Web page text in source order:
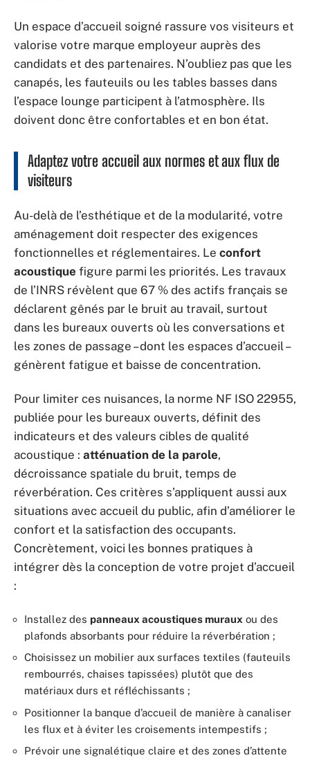
Un espace d’accueil soigné rassure vos visiteurs et
valorise votre marque employeur auprès des
candidats et des partenaires. N’oubliez pas que les
canapés, les fauteuils ou les tables basses dans
l’espace lounge participent à l’atmosphère. Ils
doivent donc être confortables et en bon état.
Adaptez votre accueil aux normes et aux flux de
visiteurs
Au-delà de l’esthétique et de la modularité, votre
aménagement doit respecter des exigences
fonctionnelles et réglementaires. Le confort
acoustique figure parmi les priorités. Les travaux
de l’INRS révèlent que 67 % des actifs français se
déclarent gênés par le bruit au travail, surtout
dans les bureaux ouverts où les conversations et
les zones de passage – dont les espaces d’accueil –
génèrent fatigue et baisse de concentration.
Pour limiter ces nuisances, la norme NF ISO 22955,
publiée pour les bureaux ouverts, définit des
indicateurs et des valeurs cibles de qualité
acoustique : atténuation de la parole,
décroissance spatiale du bruit, temps de
réverbération. Ces critères s’appliquent aussi aux
situations avec accueil du public, afin d’améliorer le
confort et la satisfaction des occupants.
Concrètement, voici les bonnes pratiques à
intégrer dès la conception de votre projet d’accueil
:
Installez des panneaux acoustiques muraux ou des
plafonds absorbants pour réduire la réverbération ;
Choisissez un mobilier aux surfaces textiles (fauteuils
rembourrés, chaises tapissées) plutôt que des
matériaux durs et réfléchissants ;
Positionner la banque d’accueil de manière à canaliser
les flux et à éviter les croisements intempestifs ;
Prévoir une signalétique claire et des zones d’attente